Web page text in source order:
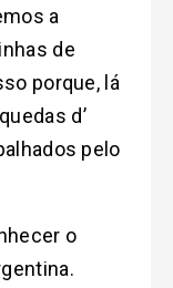
a
de
porque, lá
d’
pelo
o